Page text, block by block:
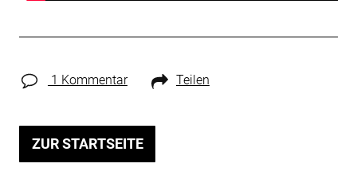
1 Kommentar Teilen
ZUR STARTSEITE